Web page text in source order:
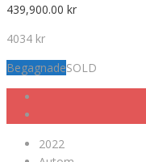
439,900.00 kr
4034 kr
BegagnadeSOLD
2022